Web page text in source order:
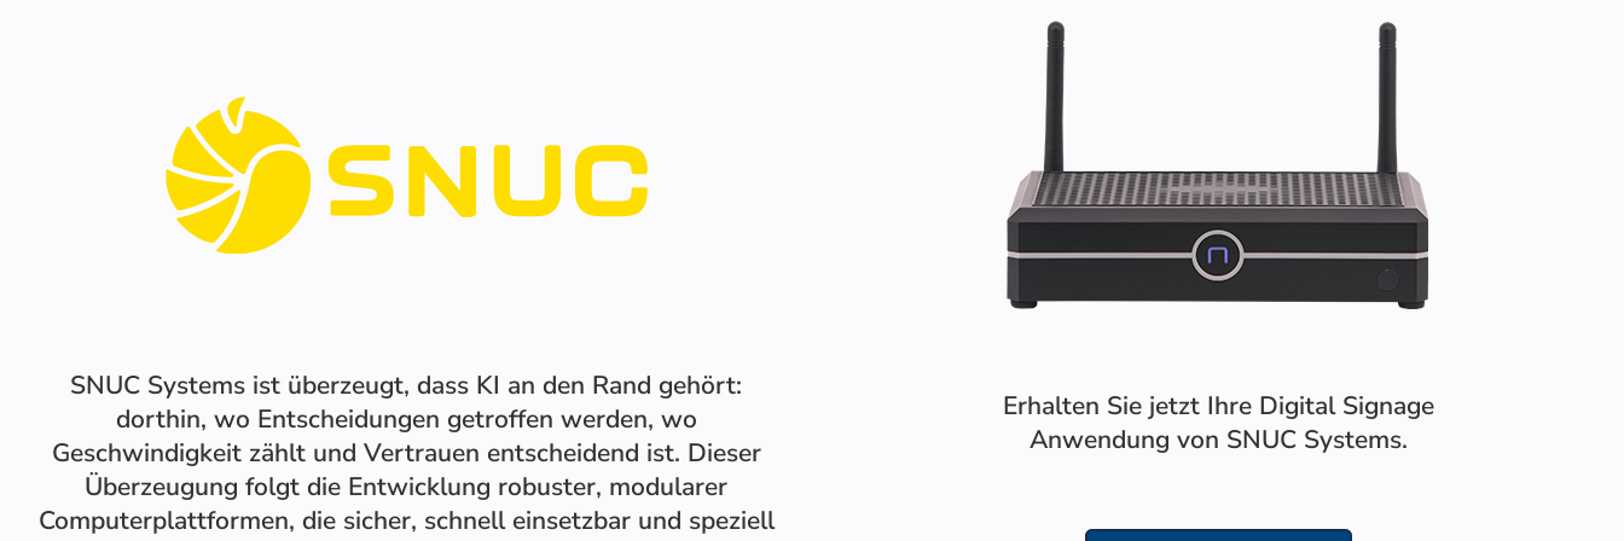
SNUC Systems ist überzeugt, dass KI an den Rand gehört:
dorthin, wo Entscheidungen getroffen werden, wo
Geschwindigkeit zählt und Vertrauen entscheidend ist. Dieser
Überzeugung folgt die Entwicklung robuster, modularer
Computerplattformen, die sicher, schnell einsetzbar und speziell
Erhalten Sie jetzt Ihre Digital Signage
Anwendung von SNUC Systems.